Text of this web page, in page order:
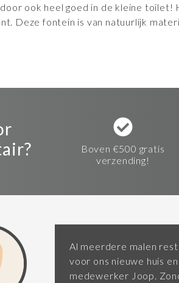
ook heel goed in de kleine toilet!
Deze fontein is van natuurlijk
Boven €500 gratis
verzending!
Al meerdere malen
voor ons nieuwe huis
medewerker Joop.